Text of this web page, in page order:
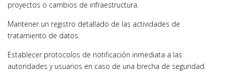
proyectos o cambios de infraestructura.
Mantener un registro detallado de las actividades de
tratamiento de datos.
Establecer protocolos de notificación inmediata a las
autoridades y usuarios en caso de una brecha de seguridad.